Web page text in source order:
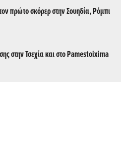
πρώτο σκόρερ στην Σουηδία, Ρόμπι
στην Τσεχία και στο Pamestoixima